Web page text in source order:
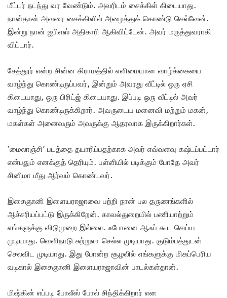
மீட்டர் நடந்து வர வேண்டும்.‌ அவரிடம் சைக்கிள் கிடையாது.
நான்தான் அவரை சைக்கிளில் அழைத்துக் கொண்டு செல்வேன்.
இன்று நான் ஐபிஎஸ் அதிகாரி ஆகிவிட்டேன். அவர் மருத்துவராகி
விட்டார்.
சேத்தூர் என்ற சின்ன கிராமத்தில் எளிமையான வாழ்க்கையை
வாழ்ந்து கொண்டிருப்பவர், இன்றும் அவரது வீட்டில் ஒரு ஏசி
கிடையாது, ஒரு பிரிட்ஜ் கிடையாது. இப்படி ஒரு வீட்டில் அவர்
வாழ்ந்து கொண்டிருக்கிறார். அவருடைய மனைவி மற்றும் மகன்,
மகள்கள் அனைவரும் அவருக்கு ஆதரவாக இருக்கிறார்கள்.
‘மைலாஞ்சி’ படத்தை தயாரிப்பதற்காக அவர் எவ்வளவு கஷ்டப்பட்டார்
என்பதும் எனக்குத் தெரியும்.‌ பள்ளியில் படிக்கும் போதே அவர்
சினிமா மீது ஆர்வம் கொண்டவர்.
இசைஞானி இளையராஜாவை பற்றி நான் பல தருணங்களில்
ஆச்சரியப்பட்டு இருக்கிறேன். காவல்துறையில் பணியாற்றும்
எங்களுக்கு விடுமுறை இல்லை. ஃபோனை ஆஃப் கூட செய்ய
முடியாது. வெளிநாடு சுற்றுலா செல்ல முடியாது. குடும்பத்துடன்
செலவிட முடியாது. இது போன்ற சூழலில் எங்களுக்கு மிகப்பெரிய
வடிகால் இசைஞானி இளையராஜாவின் பாடல்கள்தான்.‌
மிஷ்கின் எப்படி போலீஸ் போல் சிந்திக்கிறார் என